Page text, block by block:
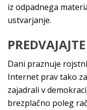
iz odpadnega
ustvarjanje.
Dani praznuje
Internet prav tako
zajadrali v
brezplačno poleg